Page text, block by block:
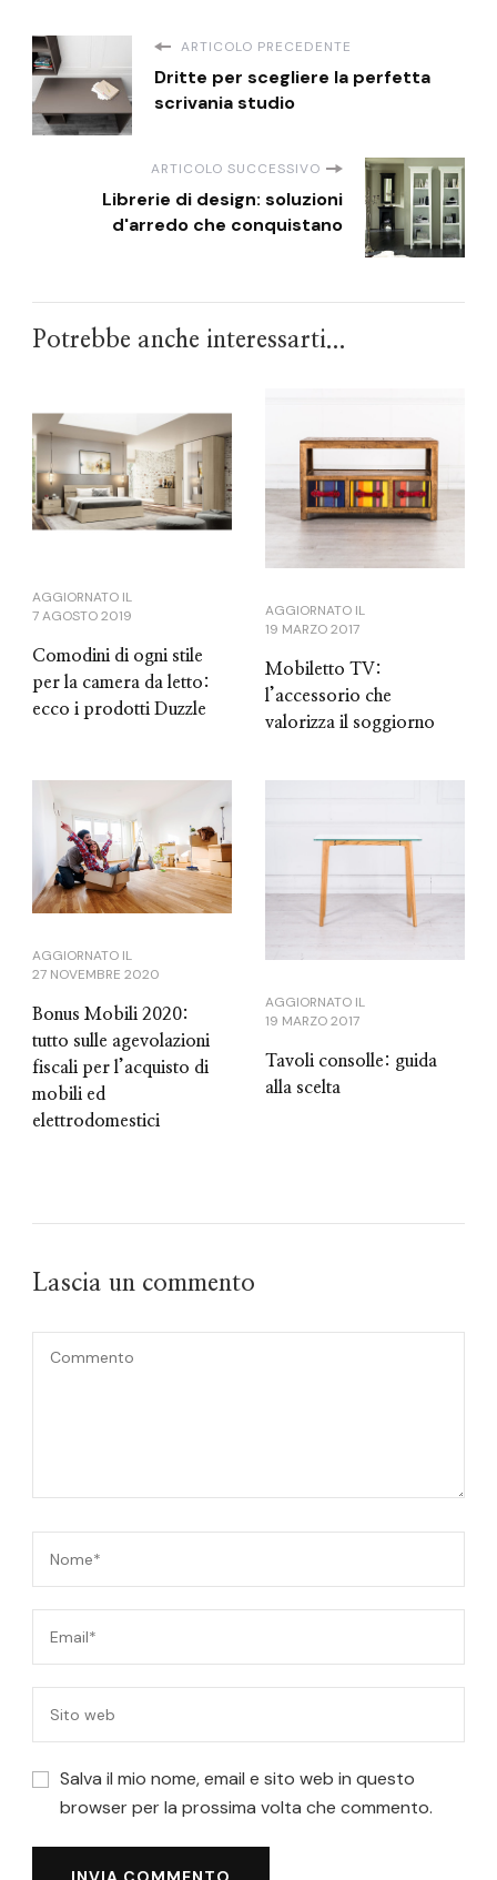
ARTICOLO PRECEDENTE
Dritte per scegliere la perfetta
scrivania studio
ARTICOLO SUCCESSIVO
Librerie di design: soluzioni
d'arredo che conquistano
Potrebbe anche interessarti...
AGGIORNATO IL
7 AGOSTO 2019
Comodini di ogni stile
per la camera da letto:
ecco i prodotti Duzzle
AGGIORNATO IL
19 MARZO 2017
Mobiletto TV:
l’accessorio che
valorizza il soggiorno
AGGIORNATO IL
27 NOVEMBRE 2020
Bonus Mobili 2020:
tutto sulle agevolazioni
fiscali per l’acquisto di
mobili ed
elettrodomestici
AGGIORNATO IL
19 MARZO 2017
Tavoli consolle: guida
alla scelta
Lascia un commento
Salva il mio nome, email e sito web in questo
browser per la prossima volta che commento.